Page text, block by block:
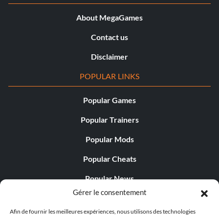
Gérer le consentement
Afin de fournir les meilleures expériences, nous utilisons des technologies
About MegaGames
Contact us
Disclaimer
POPULAR LINKS
Popular Games
Popular Trainers
Popular Mods
Popular Cheats
Popular News
Popular Editorials